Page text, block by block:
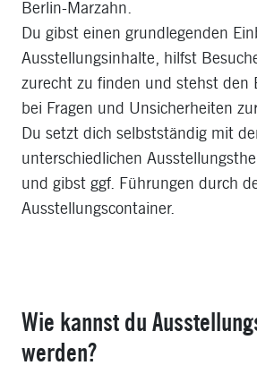
Berlin-Marzahn.
Du gibst einen grundlegenden
Ausstellungsinhalte, hilfst
zurecht zu finden und stehst den
bei Fragen und Unsicherheiten
Du setzt dich selbstständig mit
unterschiedlichen
und gibst ggf. Führungen durch
Ausstellungscontainer.
Wie kannst du
werden?